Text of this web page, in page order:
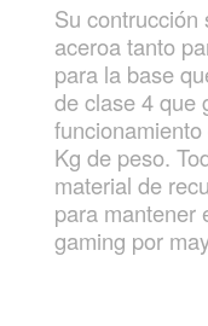
Su contrucción
aceroa tanto
para la base
de clase 4 que
Kg de peso.
material de
para mantener
gaming por